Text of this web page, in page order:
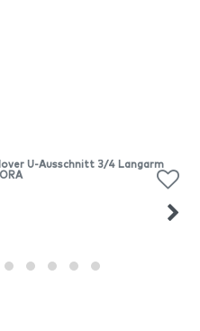
U-Ausschnitt 3/4 Langarm